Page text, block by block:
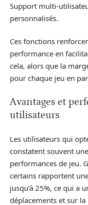
Support multi-
personnalisés.
Ces fonctions
performance en
cela, alors que la
pour chaque jeu en
Avantages et
utilisateurs
Les utilisateurs qui
constatent souvent
performances de jeu.
certains rapportent
jusqu’à 25%, ce qui a
déplacements et sur